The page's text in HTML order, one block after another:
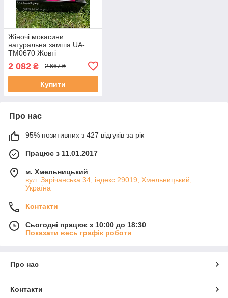
Жіночі мокасини
натуральна замша UA-
TM0670 Жовті
2 082 ₴ 2 667 ₴
Купити
Про нас
95% позитивних з 427 відгуків за рік
Працює з 11.01.2017
м. Хмельницький
вул. Зарічанська 34, індекс 29019, Хмельницький,
Україна
Контакти
Сьогодні працює з 10:00 до 18:30
Показати весь графік роботи
Про нас
Контакти